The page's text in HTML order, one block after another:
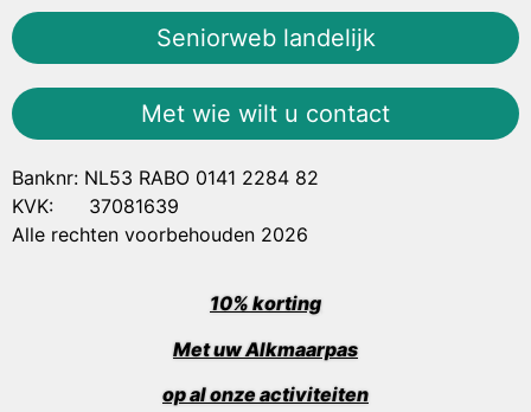
Seniorweb landelijk
Met wie wilt u contact
Banknr: NL53 RABO 0141 2284 82
KVK: 37081639
Alle rechten voorbehouden 2026
10% korting
Met uw Alkmaarpas
op al onze activiteiten